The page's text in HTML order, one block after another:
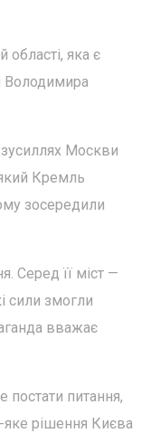
області, яка є
Володимира
Москви
Кремль
зосередили
Серед її міст —
сили змогли
вважає
питання,
яке рішення Києва